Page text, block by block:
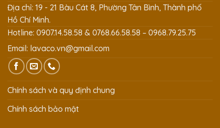
Địa chỉ: 19 - 21 Bàu Cát 8, Phường Tân Bình, Thành phố
Hồ Chí Minh.
Hotline: 0907.14.58.58 & 0768.66.58.58 – 0968.79.25.75
Email: lavaco.vn@gmail.com
Chính sách và quy định chung
Chính sách bảo mật